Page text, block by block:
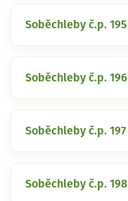
Soběchleby č.p. 195
Soběchleby č.p. 196
Soběchleby č.p. 197
Soběchleby č.p. 198